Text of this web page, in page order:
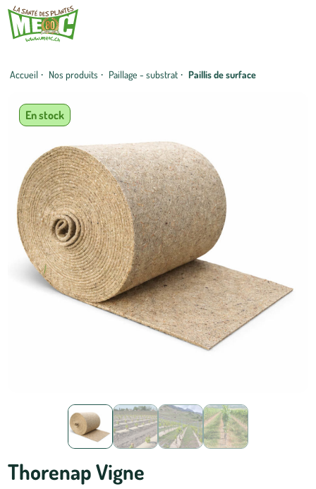
Accueil · Nos produits · Paillage - substrat · Paillis de surface
En stock
Thorenap Vigne